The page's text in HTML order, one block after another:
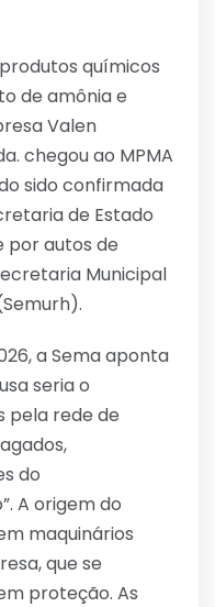
químicos
de amônia e
Valen
chegou ao MPMA
sido confirmada
de Estado
por autos de
Municipal
a Sema aponta
seria o
pela rede de
do
A origem do
maquinários
que se
proteção. As